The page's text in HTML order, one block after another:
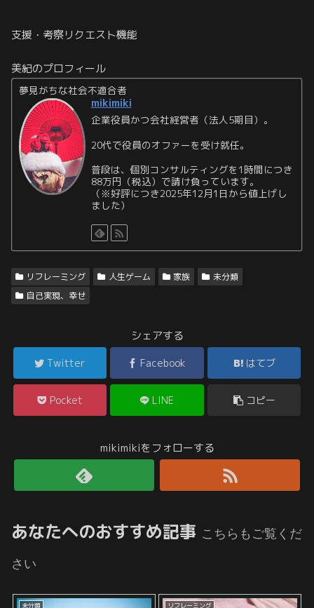
支援・考察リクエスト機能
美紀のプロフィール
夢見がちな社会不適合者
mikimiki
企業役員かつ会社経営者（法人5期目）。
20代で役員のオファーを受け就任。
普段は、個別コンサルティングを1時間につき
88万円（税込）で請け負っています。
（※好評につき2025年12月1日から値上げし
ました）
リフレーミング 人生ゲーム 家族
未分類
自己実現、幸せ
シェアする
Twitter Facebook はてブ
Pocket LINE コピー
mikimikiをフォローする
あなたへのおすすめ記事 こちらもご覧くだ
さい
未分類 リフレーミング